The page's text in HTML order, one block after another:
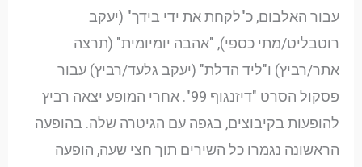
עבור האלבום, כ"לקחת את ידי בידך" (יעקב
רוטבליט/מתי כספי), "אהבה יומיומית" (תרצה
אתר/רביץ) ו"ליד הדלת" (יעקב גלעד/רביץ) עבור
פסקול הסרט "דיזנגוף 99". אחרי המופע יצאה רביץ
להופעות בקיבוצים, בגפה עם הגיטרה שלה. בהופעה
הראשונה נגמרו כל השירים תוך חצי שעה, הופעה